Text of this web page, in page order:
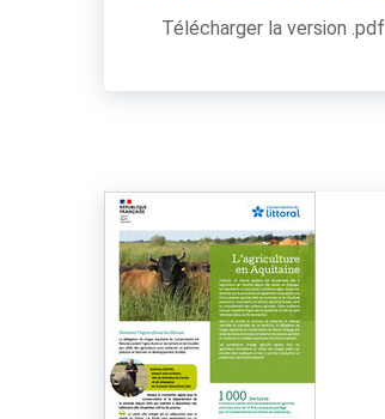
Télécharger la version .pdf